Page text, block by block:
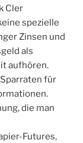
Cler
spezielle
Zinsen und
als
aufhören.
für
die man
Futures,